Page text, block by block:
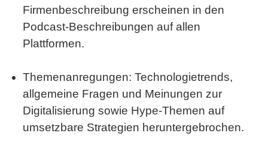
Firmenbeschreibung erscheinen in den
Podcast-Beschreibungen auf allen
Plattformen.
Themenanregungen: Technologietrends,
allgemeine Fragen und Meinungen zur
Digitalisierung sowie Hype-Themen auf
umsetzbare Strategien heruntergebrochen.